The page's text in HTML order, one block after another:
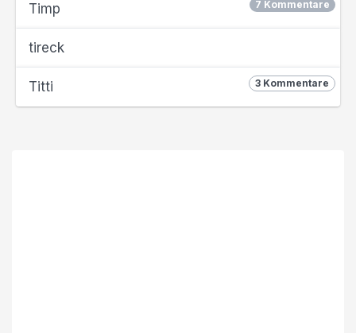
7 Kommentare
Timp
tireck
3 Kommentare
Titti